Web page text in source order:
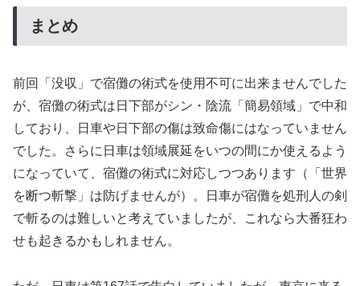
まとめ
前回「没収」で宿儺の術式を使用不可に出来ませんでした
が、宿儺の術式は日下部がシン・陰流「簡易領域」で中和
しており、日車や日下部の傷は致命傷にはなっていません
でした。さらに日車は領域展延をいつの間にか使えるよう
になっていて、宿儺の術式に対応しつつあります（「世界
を断つ斬撃」は防げませんが）。日車が宿儺を処刑人の剣
で斬るのは難しいと考えていましたが、これなら大番狂わ
せも起きるかもしれません。